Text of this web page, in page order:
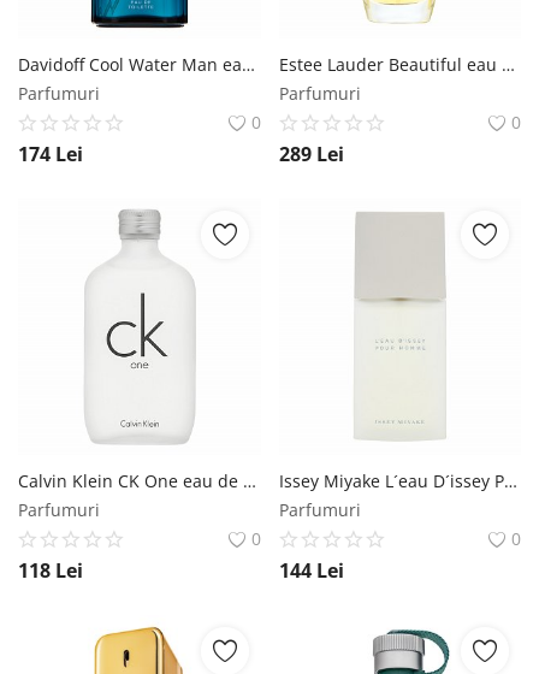
Davidoff Cool Water Man eau de Toilette pentru barbati 200 ml Davidoff
Parfumuri
0
174 Lei
Estee Lauder Beautiful eau de Parfum pentru femei 75 ml Estee Lauder
Parfumuri
0
289 Lei
Calvin Klein CK One eau de Toilette unisex 100 ml Calvin Klein
Parfumuri
0
118 Lei
Issey Miyake L´eau D´issey Pour Homme eau de Toilette pentru barbati 75 ml Issey Miyake
Parfumuri
0
144 Lei